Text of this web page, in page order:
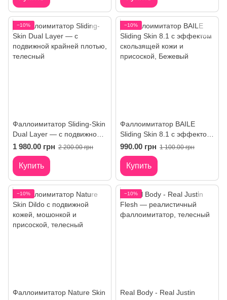
−10%
Фаллоимитатор Sliding-Skin
Dual Layer — с подвижной
крайней плотью
1 980.00 грн 2 200.00 грн
Купить
−10%
Фаллоимитатор BAILE
Sliding Skin 8.1 с эффектом
скользящей кожи и
присоской
990.00 грн 1 100.00 грн
Купить
−10%
Фаллоимитатор Nature Skin
−10%
Real Body - Real Justin